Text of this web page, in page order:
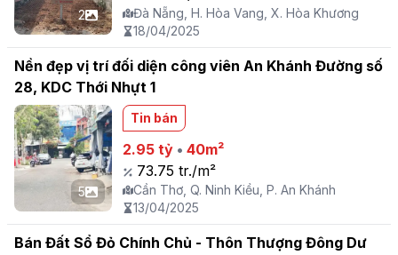
2
Đà Nẵng, H. Hòa Vang, X. Hòa Khương
18/04/2025
Nền đẹp vị trí đối diện công viên An Khánh Đường số
28, KDC Thới Nhựt 1
5
Tin bán
2.95 tỷ •40m²
73.75 tr./m²
Cần Thơ, Q. Ninh Kiều, P. An Khánh
13/04/2025
Bán Đất Sổ Đỏ Chính Chủ - Thôn Thượng Đông Dư